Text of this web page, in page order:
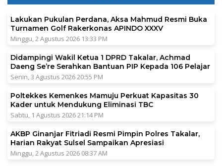
Lakukan Pukulan Perdana, Aksa Mahmud Resmi Buka
Turnamen Golf Rakerkonas APINDO XXXV
Minggu, 2 Agustus 2026 13:33 PM
Didampingi Wakil Ketua 1 DPRD Takalar, Achmad
Daeng Se’re Serahkan Bantuan PIP Kepada 106 Pelajar
Senin, 3 Agustus 2026 20:55 PM
Poltekkes Kemenkes Mamuju Perkuat Kapasitas 30
Kader untuk Mendukung Eliminasi TBC
Sabtu, 1 Agustus 2026 21:14 PM
AKBP Ginanjar Fitriadi Resmi Pimpin Polres Takalar,
Harian Rakyat Sulsel Sampaikan Apresiasi
Minggu, 2 Agustus 2026 08:37 AM